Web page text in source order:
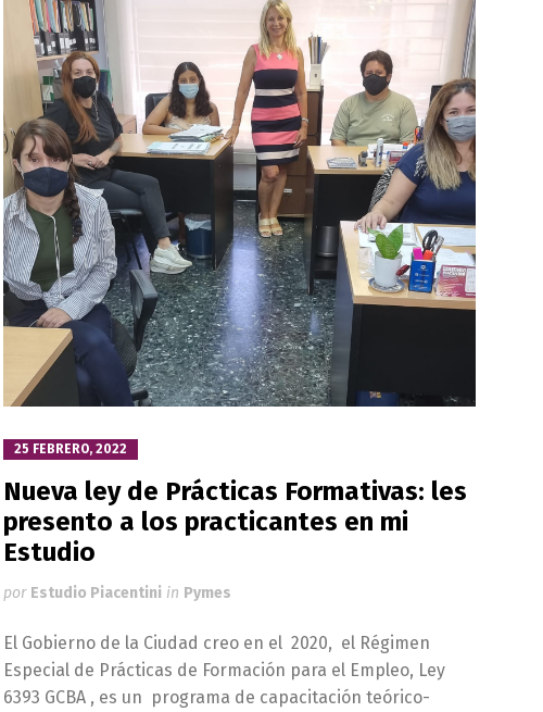
25 FEBRERO, 2022
Nueva ley de Prácticas Formativas: les
presento a los practicantes en mi
Estudio
por Estudio Piacentini in Pymes
El Gobierno de la Ciudad creo en el 2020, el Régimen
Especial de Prácticas de Formación para el Empleo, Ley
6393 GCBA , es un programa de capacitación teórico-